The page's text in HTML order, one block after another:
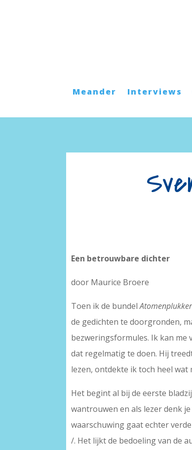
Meander Interviews
Een betrouwbare dichter
door Maurice Broere
Toen ik de bundelAtomenplukker
de gedichten te doorgronden,
bezweringsformules. Ik kan
dat regelmatig te doen. Hij
lezen, ontdekte ik toch heel wat
Het begint al bij de eerste
wantrouwen en als lezer denk
waarschuwing gaat echter
/. Het lijkt de bedoeling van de